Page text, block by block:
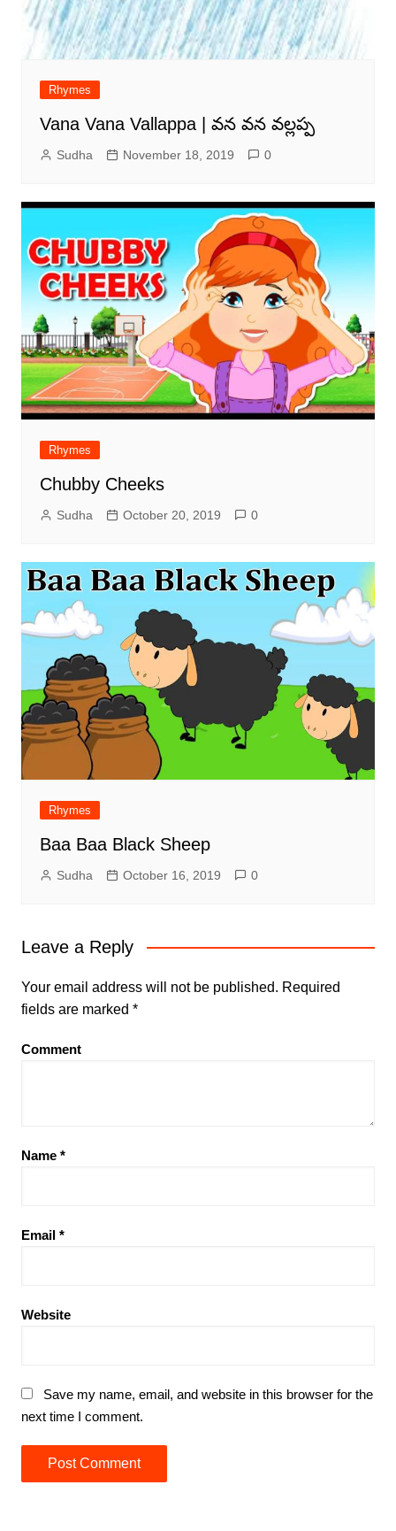
Rhymes
Vana Vana Vallappa | వన వన వల్లప్ప
Sudha November 18, 2019 0
Rhymes
Chubby Cheeks
Sudha October 20, 2019 0
Rhymes
Baa Baa Black Sheep
Sudha October 16, 2019 0
Leave a Reply
Your email address will not be published. Required
fields are marked *
Comment
Name *
Email *
Website
Save my name, email, and website in this browser for the
next time I comment.